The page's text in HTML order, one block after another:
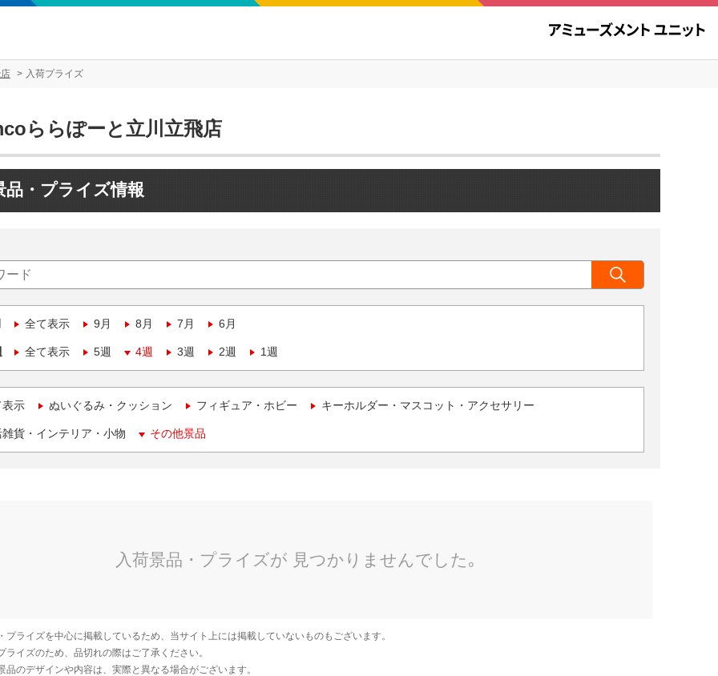
入荷プライズ
ららぽーと立川立飛店
品・プライズ情報
全て表示 9月 8月 7月 6月
全て表示 5週 4週 3週 2週 1週
表示 ぬいぐるみ・クッション フィギュア・ホビー キーホルダー・マスコット・アクセサリー
貨・インテリア・小物 その他景品